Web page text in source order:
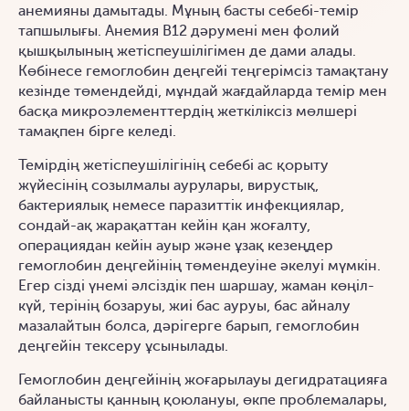
анемияны дамытады. Мұның басты себебі-темір
тапшылығы. Анемия В12 дәрумені мен фолий
қышқылының жетіспеушілігімен де дами алады.
Көбінесе гемоглобин деңгейі теңгерімсіз тамақтану
кезінде төмендейді, мұндай жағдайларда темір мен
басқа микроэлементтердің жеткіліксіз мөлшері
тамақпен бірге келеді.
Темірдің жетіспеушілігінің себебі ас қорыту
жүйесінің созылмалы аурулары, вирустық,
бактериялық немесе паразиттік инфекциялар,
сондай-ақ жарақаттан кейін қан жоғалту,
операциядан кейін ауыр және ұзақ кезеңдер
гемоглобин деңгейінің төмендеуіне әкелуі мүмкін.
Егер сізді үнемі әлсіздік пен шаршау, жаман көңіл-
күй, терінің бозаруы, жиі бас ауруы, бас айналу
мазалайтын болса, дәрігерге барып, гемоглобин
деңгейін тексеру ұсынылады.
Гемоглобин деңгейінің жоғарылауы дегидратацияға
байланысты қанның қоюлануы, өкпе проблемалары,